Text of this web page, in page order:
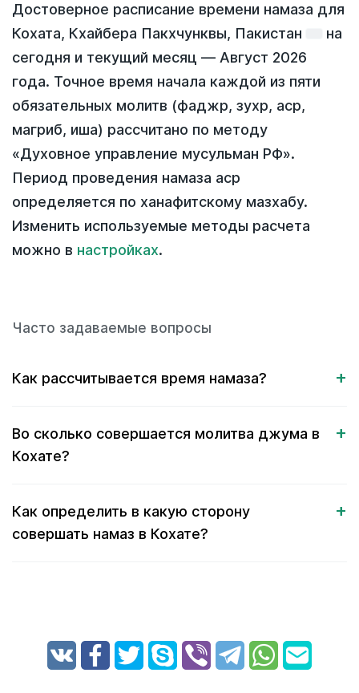
Достоверное расписание времени намаза для
Кохата, Кхайбера Пакхчунквы, Пакистан
на
сегодня и текущий месяц — Август 2026
года. Точное время начала каждой из пяти
обязательных молитв (фаджр, зухр, аср,
магриб, иша) рассчитано по методу
«Духовное управление мусульман РФ».
Период проведения намаза аср
определяется по ханафитскому мазхабу.
Изменить используемые методы расчета
можно в настройках.
Часто задаваемые вопросы
Как рассчитывается время намаза?
Во сколько совершается молитва джума в
Кохате?
Как определить в какую сторону
совершать намаз в Кохате?